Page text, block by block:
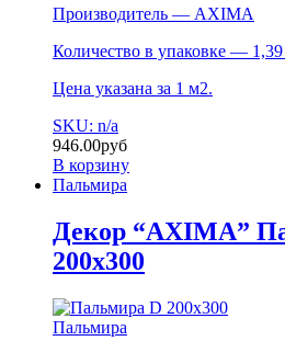
Производитель — AXIMA
Количество в упаковке —
Цена указана за 1 м2.
SKU: n/a
946.00руб
В корзину
Пальмира
Декор “AXIMA”
200х300
Пальмира